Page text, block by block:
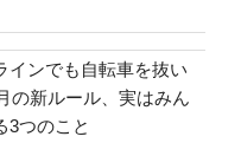
インでも自転車を抜い
の新ルール、実はみん
3つのこと